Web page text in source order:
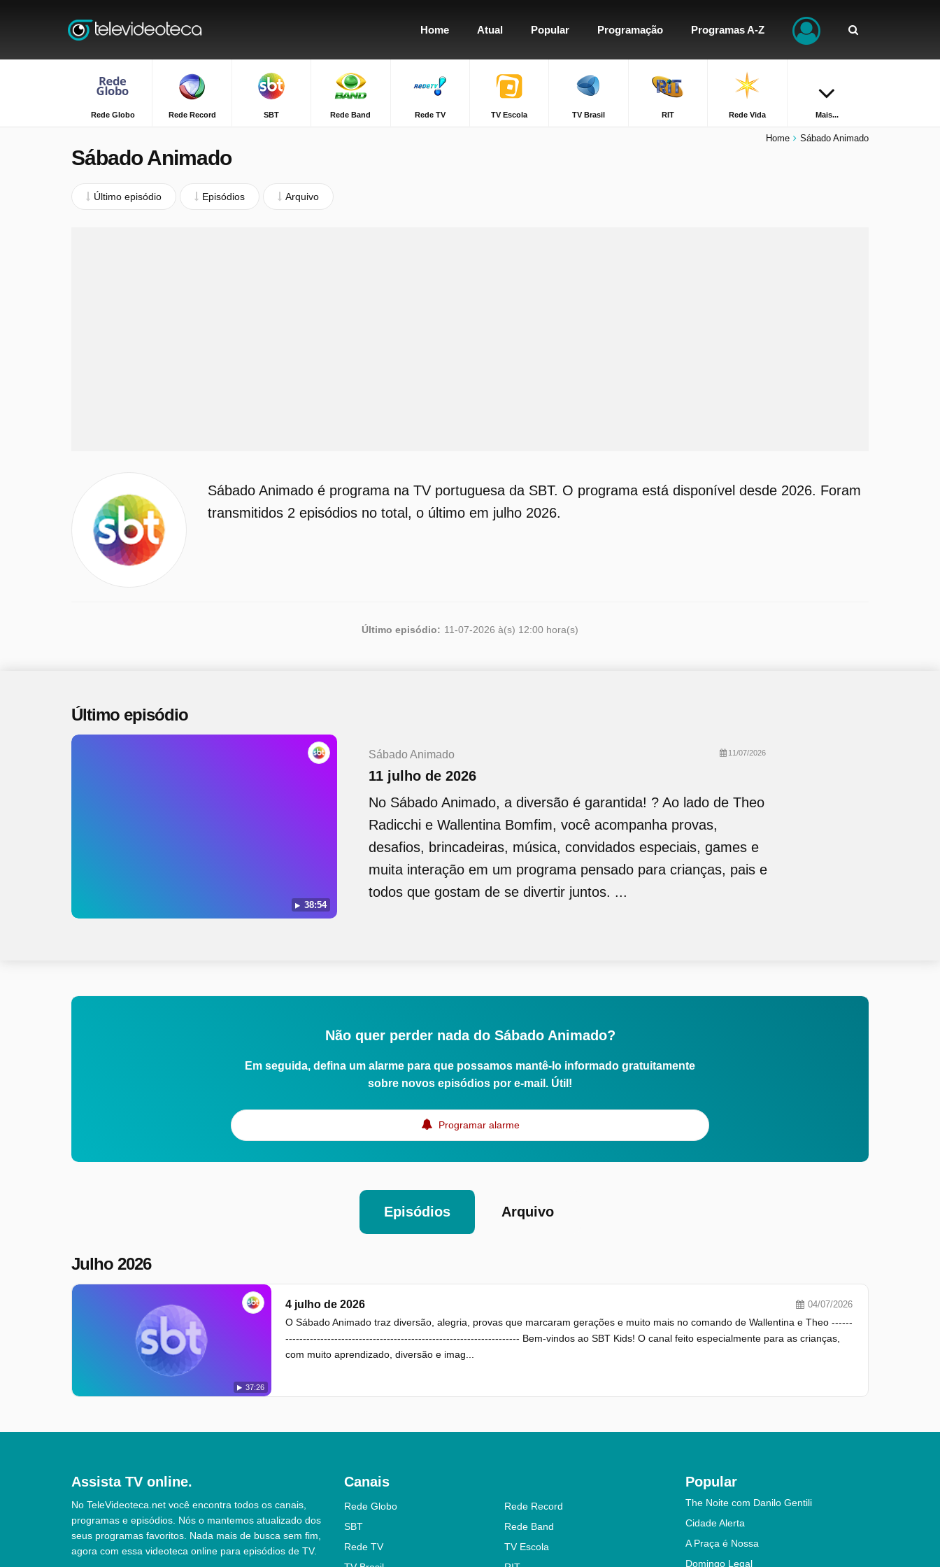
Home Atual Popular Programação Programas A-Z
Rede Globo Rede Record SBT Rede Band Rede TV TV Escola TV Brasil RIT Rede Vida Mais...
Home Sábado Animado
Sábado Animado
Último episódio Episódios Arquivo
Sábado Animado é programa na TV portuguesa da SBT. O programa está disponível desde 2026. Foram
transmitidos 2 episódios no total, o último em julho 2026.
Último episódio: 11-07-2026 à(s) 12:00 hora(s)
Último episódio
38:54
Sábado Animado 11/07/2026
11 julho de 2026
No Sábado Animado, a diversão é garantida! ? Ao lado de Theo
Radicchi e Wallentina Bomfim, você acompanha provas,
desafios, brincadeiras, música, convidados especiais, games e
muita interação em um programa pensado para crianças, pais e
todos que gostam de se divertir juntos. ...
Não quer perder nada do Sábado Animado?
Em seguida, defina um alarme para que possamos mantê-lo informado gratuitamente
sobre novos episódios por e-mail. Útil!
Programar alarme
Episódios Arquivo
Julho 2026
37:26
4 julho de 2026 04/07/2026
O Sábado Animado traz diversão, alegria, provas que marcaram gerações e muito mais no comando de Wallentina e Theo ------
------------------------------------------------------------------- Bem-vindos ao SBT Kids! O canal feito especialmente para as crianças,
com muito aprendizado, diversão e imag...
Assista TV online.
No TeleVideoteca.net você encontra todos os canais,
programas e episódios. Nós o mantemos atualizado dos
seus programas favoritos. Nada mais de busca sem fim,
agora com essa videoteca online para episódios de TV.
Canais
Rede Globo
Rede Record
SBT
Rede Band
Rede TV
TV Escola
Popular
The Noite com Danilo Gentili
Cidade Alerta
A Praça é Nossa
Domingo Legal